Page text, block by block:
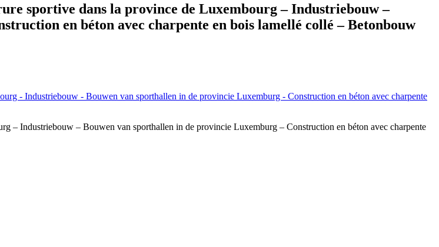
sportive dans la province de Luxembourg – Industriebouw –
en béton avec charpente en bois lamellé collé – Betonbouw
– Industriebouw – Bouwen van sporthallen in de provincie Luxemburg – Construction en béton avec charpente